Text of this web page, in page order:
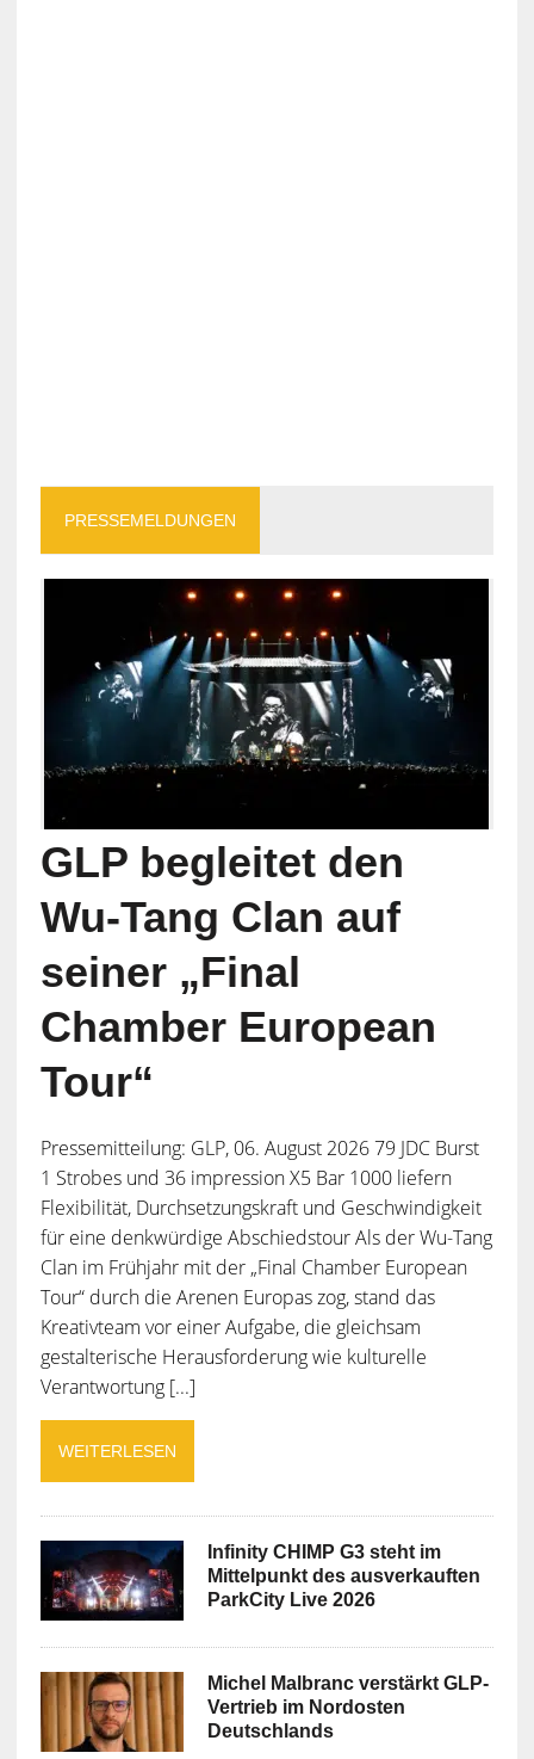
PRESSEMELDUNGEN
GLP begleitet den
Wu-Tang Clan auf
seiner „Final
Chamber European
Tour“
Pressemitteilung: GLP, 06. August 2026 79 JDC Burst
1 Strobes und 36 impression X5 Bar 1000 liefern
Flexibilität, Durchsetzungskraft und Geschwindigkeit
für eine denkwürdige Abschiedstour Als der Wu-Tang
Clan im Frühjahr mit der „Final Chamber European
Tour“ durch die Arenen Europas zog, stand das
Kreativteam vor einer Aufgabe, die gleichsam
gestalterische Herausforderung wie kulturelle
Verantwortung [...]
WEITERLESEN
Infinity CHIMP G3 steht im
Mittelpunkt des ausverkauften
ParkCity Live 2026
Michel Malbranc verstärkt GLP-
Vertrieb im Nordosten
Deutschlands